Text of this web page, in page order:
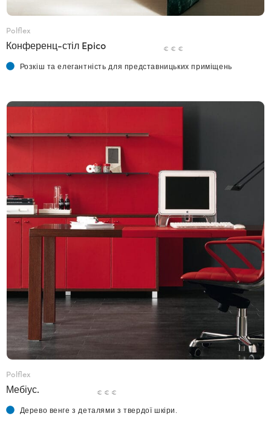
Polflex
Конференц-стіл Epico € € €
Розкіш та елегантність для представницьких приміщень
Polflex
Мебіус. € € €
Дерево венге з деталями з твердої шкіри.